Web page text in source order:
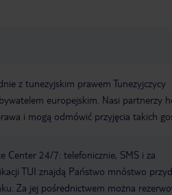
z tunezyjskim prawem Tunezyjczycy
europejskim. Nasi partnerzy
i mogą odmówić przyjęcia takich
Center 24/7: telefonicznie, SMS i za
TUI znajdą Państwo mnóstwo
Za jej pośrednictwem można